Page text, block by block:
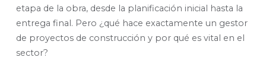
etapa de la obra, desde la planificación inicial hasta la
entrega final. Pero ¿qué hace exactamente un gestor
de proyectos de construcción y por qué es vital en el
sector?